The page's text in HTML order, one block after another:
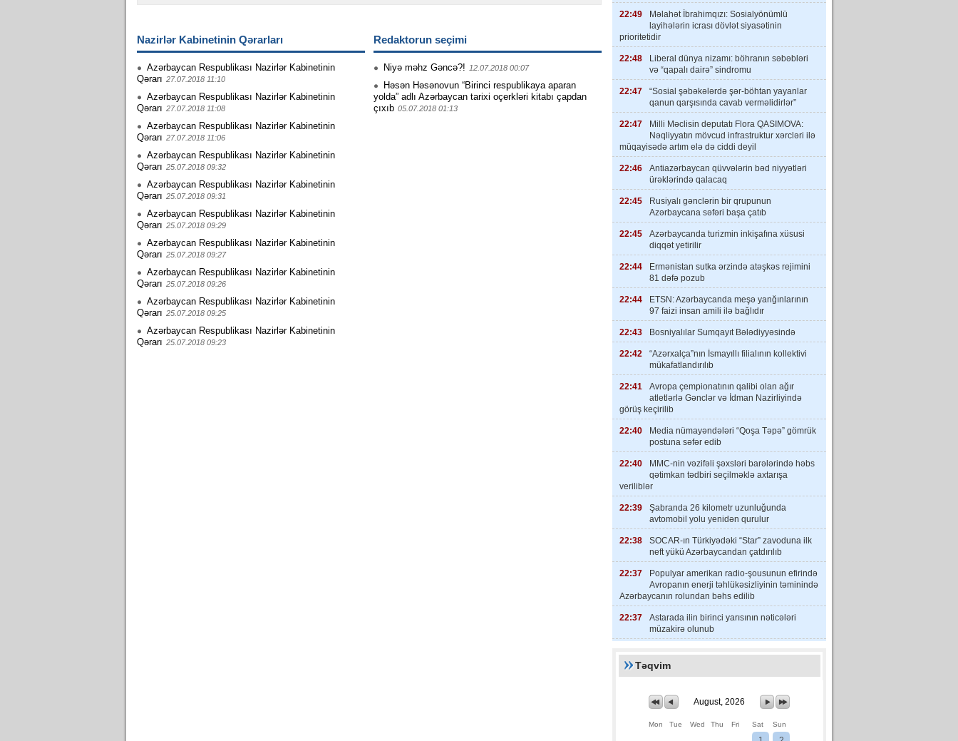
Nazirlər Kabinetinin Qərarları
Azərbaycan Respublikası Nazirlər Kabinetinin
Qərarı 27.07.2018 11:10
Azərbaycan Respublikası Nazirlər Kabinetinin
Qərarı 27.07.2018 11:08
Azərbaycan Respublikası Nazirlər Kabinetinin
Qərarı 27.07.2018 11:06
Azərbaycan Respublikası Nazirlər Kabinetinin
Qərarı 25.07.2018 09:32
Azərbaycan Respublikası Nazirlər Kabinetinin
Qərarı 25.07.2018 09:31
Azərbaycan Respublikası Nazirlər Kabinetinin
Qərarı 25.07.2018 09:29
Azərbaycan Respublikası Nazirlər Kabinetinin
Qərarı 25.07.2018 09:27
Azərbaycan Respublikası Nazirlər Kabinetinin
Qərarı 25.07.2018 09:26
Azərbaycan Respublikası Nazirlər Kabinetinin
Qərarı 25.07.2018 09:25
Azərbaycan Respublikası Nazirlər Kabinetinin
Qərarı 25.07.2018 09:23
Redaktorun seçimi
Niyə məhz Gəncə?! 12.07.2018 00:07
Həsən Həsənovun “Birinci respublikaya aparan
yolda” adlı Azərbaycan tarixi oçerkləri kitabı çapdan
çıxıb 05.07.2018 01:13
22:49
Məlahət İbrahimqızı: Sosialyönümlü
layihələrin icrası dövlət siyasətinin
prioritetidir
22:48
Liberal dünya nizamı: böhranın səbəbləri
və “qapalı dairə” sindromu
22:47
“Sosial şəbəkələrdə şər-böhtan yayanlar
qanun qarşısında cavab verməlidirlər”
22:47
Milli Məclisin deputatı Flora QASIMOVA:
Nəqliyyatın mövcud infrastruktur xərcləri ilə
müqayisədə artım elə də ciddi deyil
22:46
Antiazərbaycan qüvvələrin bəd niyyətləri
ürəklərində qalacaq
22:45
Rusiyalı gənclərin bir qrupunun
Azərbaycana səfəri başa çatıb
22:45
Azərbaycanda turizmin inkişafına xüsusi
diqqət yetirilir
22:44
Ermənistan sutka ərzində atəşkəs rejimini
81 dəfə pozub
22:44
ETSN: Azərbaycanda meşə yanğınlarının
97 faizi insan amili ilə bağlıdır
22:43 Bosniyalılar Sumqayıt Bələdiyyəsində
22:42
“Azərxalça”nın İsmayıllı filialının kollektivi
mükafatlandırılıb
22:41
Avropa çempionatının qalibi olan ağır
atletlərlə Gənclər və İdman Nazirliyində
görüş keçirilib
22:40
Media nümayəndələri “Qoşa Təpə” gömrük
postuna səfər edib
22:40
MMC-nin vəzifəli şəxsləri barələrində həbs
qətimkan tədbiri seçilməklə axtarışa
veriliblər
22:39
Şabranda 26 kilometr uzunluğunda
avtomobil yolu yenidən qurulur
22:38
SOCAR-ın Türkiyədəki “Star” zavoduna ilk
neft yükü Azərbaycandan çatdırılıb
22:37
Populyar amerikan radio-şousunun efirində
Avropanın enerji təhlükəsizliyinin təminində
Azərbaycanın rolundan bəhs edilib
22:37
Astarada ilin birinci yarısının nəticələri
müzakirə olunub
Təqvim
August, 2026
Mon Tue Wed Thu Fri Sat Sun